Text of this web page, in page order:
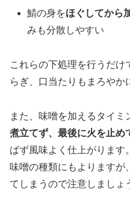
鯖の身をほぐしてから
みも分散しやすい
これらの下処理を行うだけ
らぎ、口当たりもまろやか
また、味噌を加えるタイミ
煮立てず、最後に火を止め
ばず風味よく仕上がります。
味噌の種類にもよりますが
てしまうので注意しましょ